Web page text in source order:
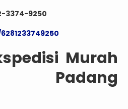
3374-9250
Murah
Padang